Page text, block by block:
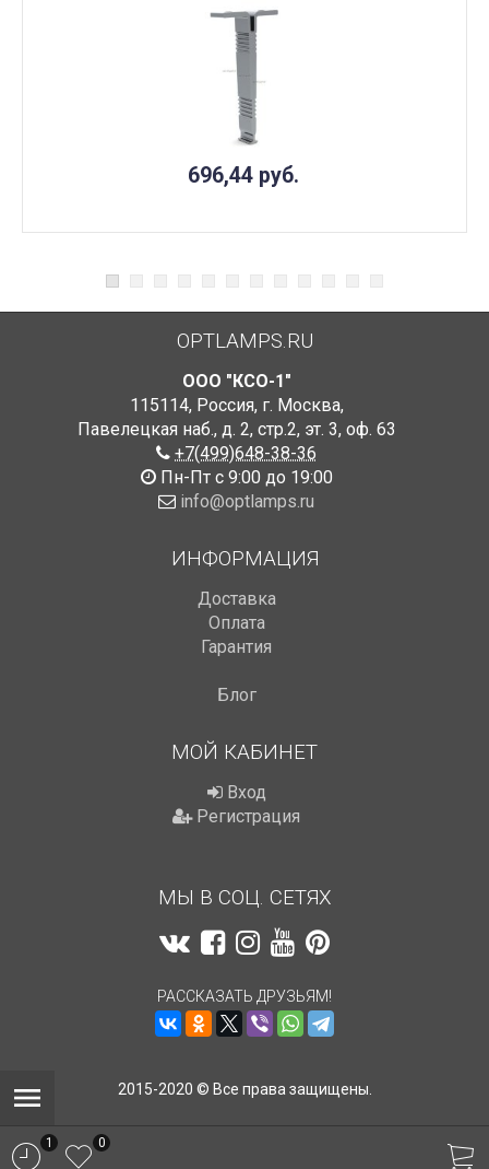
696,44 руб.
OPTLAMPS.RU
ООО "КСО-1"
115114, Россия, г. Москва,
Павелецкая наб., д. 2, стр.2, эт. 3, оф. 63
+7(499)648-38-36
Пн-Пт с 9:00 до 19:00
info@optlamps.ru
ИНФОРМАЦИЯ
Доставка
Оплата
Гарантия
Блог
МОЙ КАБИНЕТ
Вход
Регистрация
МЫ В СОЦ. СЕТЯХ
РАССКАЗАТЬ ДРУЗЬЯМ!
2015-2020 © Все права защищены.
1 0